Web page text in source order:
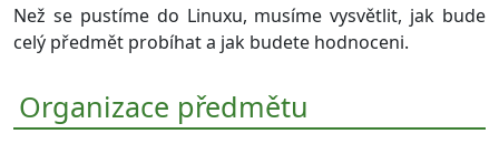
Než se pustíme do Linuxu, musíme vysvětlit, jak bude
celý předmět probíhat a jak budete hodnoceni.
Organizace předmětu